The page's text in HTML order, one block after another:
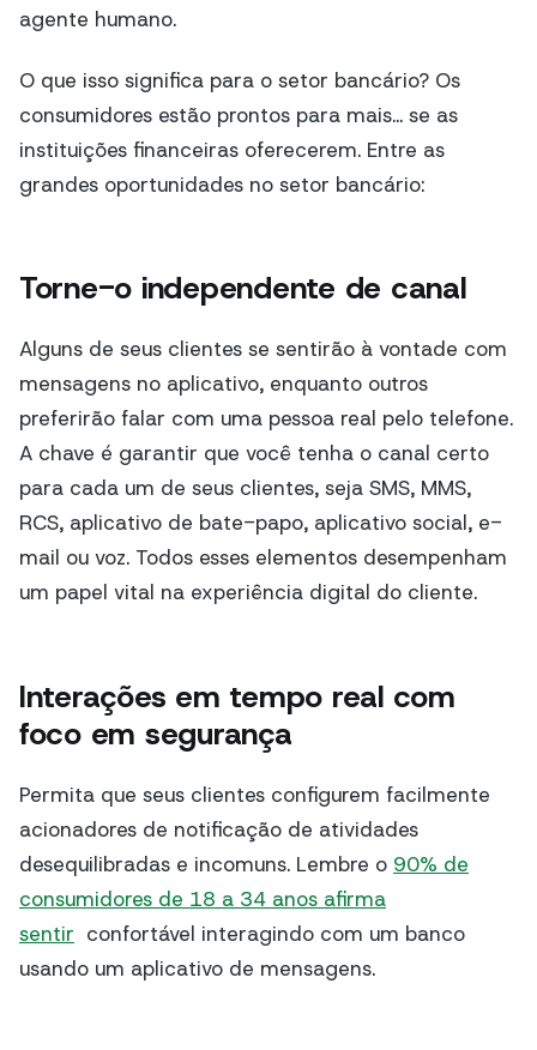
agente humano.
O que isso significa para o setor bancário? Os
consumidores estão prontos para mais... se as
instituições financeiras oferecerem. Entre as
grandes oportunidades no setor bancário:
Torne-o independente de canal
Alguns de seus clientes se sentirão à vontade com
mensagens no aplicativo, enquanto outros
preferirão falar com uma pessoa real pelo telefone.
A chave é garantir que você tenha o canal certo
para cada um de seus clientes, seja SMS, MMS,
RCS, aplicativo de bate-papo, aplicativo social, e-
mail ou voz. Todos esses elementos desempenham
um papel vital na experiência digital do cliente.
Interações em tempo real com
foco em segurança
Permita que seus clientes configurem facilmente
acionadores de notificação de atividades
desequilibradas e incomuns. Lembre o 90% de
consumidores de 18 a 34 anos afirma
sentir confortável interagindo com um banco
usando um aplicativo de mensagens.